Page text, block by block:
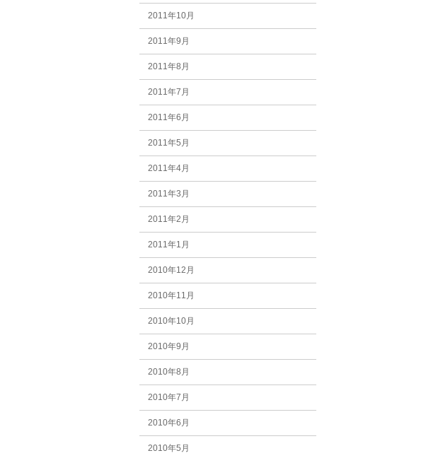
2011年10月
2011年9月
2011年8月
2011年7月
2011年6月
2011年5月
2011年4月
2011年3月
2011年2月
2011年1月
2010年12月
2010年11月
2010年10月
2010年9月
2010年8月
2010年7月
2010年6月
2010年5月